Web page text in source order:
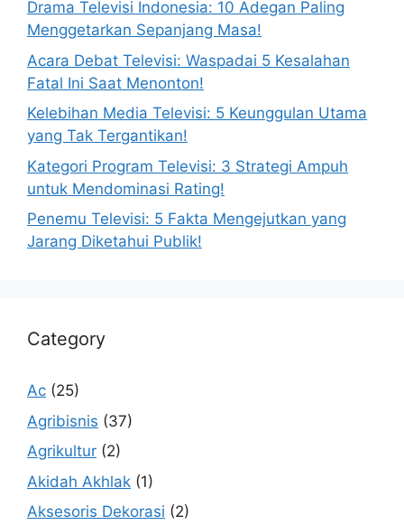
Drama Televisi Indonesia: 10 Adegan Paling
Menggetarkan Sepanjang Masa!
Acara Debat Televisi: Waspadai 5 Kesalahan
Fatal Ini Saat Menonton!
Kelebihan Media Televisi: 5 Keunggulan Utama
yang Tak Tergantikan!
Kategori Program Televisi: 3 Strategi Ampuh
untuk Mendominasi Rating!
Penemu Televisi: 5 Fakta Mengejutkan yang
Jarang Diketahui Publik!
Category
Ac (25)
Agribisnis (37)
Agrikultur (2)
Akidah Akhlak (1)
Aksesoris Dekorasi (2)